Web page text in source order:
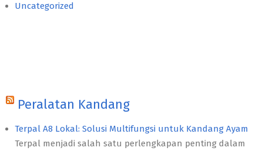
Uncategorized
Peralatan Kandang
Terpal A8 Lokal: Solusi Multifungsi untuk Kandang Ayam
Terpal menjadi salah satu perlengkapan penting dalam